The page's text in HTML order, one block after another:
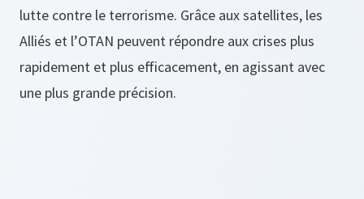
lutte contre le terrorisme. Grâce aux satellites, les
Alliés et l’OTAN peuvent répondre aux crises plus
rapidement et plus efficacement, en agissant avec
une plus grande précision.